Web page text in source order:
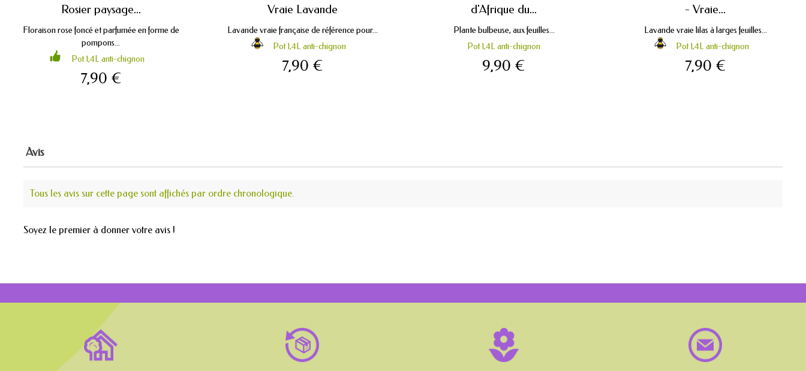
Rosier paysage...
Floraison rose foncé et parfumée en forme de
pompons...
Pot 1,4L anti-chignon
7,90 €
Vraie Lavande
Lavande vraie française de référence pour...
Pot 1,4L anti-chignon
7,90 €
d'Afrique du...
Plante bulbeuse, aux feuilles...
Pot 1,4L anti-chignon
9,90 €
- Vraie...
Lavande vraie lilas à larges feuilles...
Pot 1,4L anti-chignon
7,90 €
Avis
Tous les avis sur cette page sont affichés par ordre chronologique.
Soyez le premier à donner votre avis !